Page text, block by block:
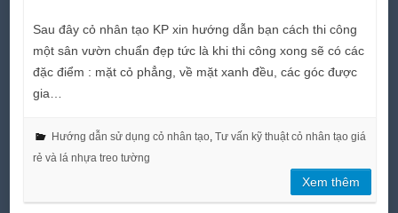
Sau đây cỏ nhân tạo KP xin hướng dẫn bạn cách thi công
một sân vườn chuẩn đẹp tức là khi thi công xong sẽ có các
đặc điểm : mặt cỏ phẳng, về mặt xanh đều, các góc được
gia…
Hướng dẫn sử dụng cỏ nhân tạo,Tư vấn kỹ thuật cỏ nhân tạo giá
rẻ và lá nhựa treo tường
Xem thêm